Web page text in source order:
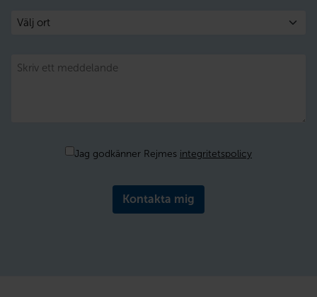
Välj
ort
Jag godkänner Rejmes integritetspolicy